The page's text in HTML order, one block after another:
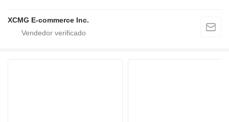
XCMG E-commerce Inc.